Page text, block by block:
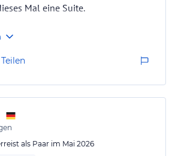
Mal eine Suite.
Teilen
als Paar im Mai 2026